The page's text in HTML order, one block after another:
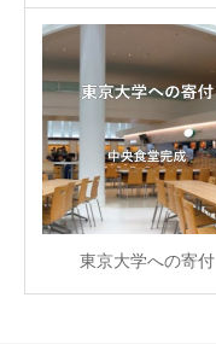
東京大学への寄付